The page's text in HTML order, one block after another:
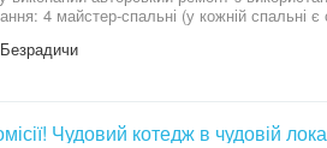
4 майстер-спальні (у кожній спальні
(у цій кухні окремий вхід і вихід, що не
для комфортного життя. ВСЕ
Чудовий котедж в чудовій